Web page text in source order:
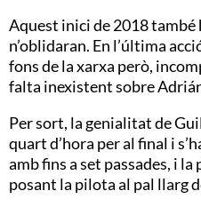
Aquest inici de 2018 també
n’oblidaran. En l’última
fons de la xarxa però,
falta inexistent sobre
Per sort, la genialitat de
quart d’hora per al final i
amb fins a set passades, i
posant la pilota al pal llarg